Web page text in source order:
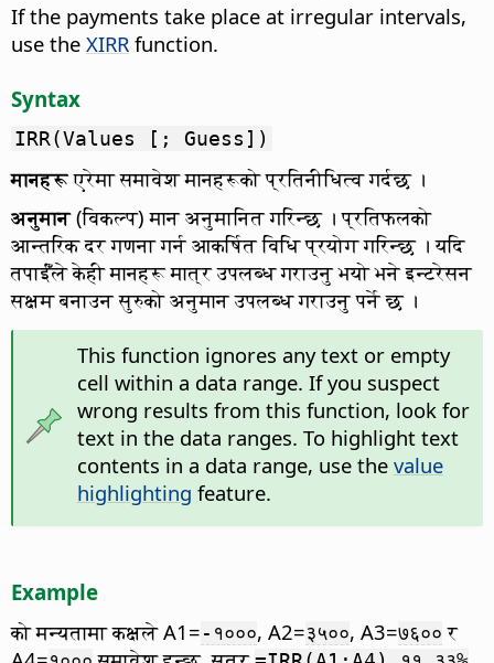
If the payments take place at irregular intervals,
use the XIRR function.
Syntax
IRR(Values [; Guess])
मानहरूएरेमा समावेश मानहरूको प्रतिनीधित्व गर्दछ ।
अनुमान(विकल्प) मान अनुमानित गरिन्छ । प्रतिफलको
आन्तरिक दर गणना गर्न आकर्षित विधि प्रयोग गरिन्छ । यदि
तपाईँंले केही मानहरू मात्र उपलब्ध गराउनु भयो भने इन्टरेसन
सक्षम बनाउन सुरुको अनुमान उपलब्ध गराउनु पर्ने छ ।
This function ignores any text or empty
cell within a data range. If you suspect
wrong results from this function, look for
text in the data ranges. To highlight text
contents in a data range, use the value
highlighting feature.
Example
को मन्यतामा कक्षले A1=-१०००, A2=३५००, A3=७६०० र